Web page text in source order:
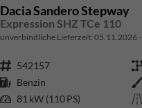
Dacia Sandero Stepway
Expression SHZ TCe 110
unverbindliche Lieferzeit: 05.11.2026
Fahrzeugnr. 542157 Getriebe
Kraftstoff Benzin Außenfarbe
Leistung 81 kW (110 PS) Kilometerstand